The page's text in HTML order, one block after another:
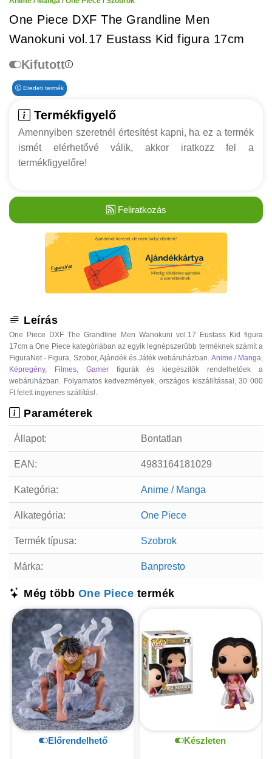
One Piece DXF The Grandline Men
Wanokuni vol.17 Eustass Kid figura 17cm
Kifutott
Eredeti termék
Termékfigyelő
Amennyiben szeretnél értesítést kapni, ha ez a termék
ismét elérhetővé válik, akkor iratkozz fel a
termékfigyelőre!
Feliratkozás
Leírás
One Piece DXF The Grandline Men Wanokuni vol.17 Eustass Kid figura
17cm a One Piece kategóriában az egyik legnépszerűbb terméknek számít a
FiguraNet - Figura, Szobor, Ajándék és Játék webáruházban. Anime / Manga
Képregény, Filmes, Gamerfigurák és kiegészítők rendelhetőek a
webáruházban. Folyamatos kedvezmények, országos kiszállítással, 30 000
Ft felett ingyenes szállítás!.
Paraméterek
Állapot: Bontatlan
EAN: 4983164181029
Kategória: Anime / Manga
Alkategória: One Piece
Termék típusa: Szobrok
Márka: Banpresto
Még több One Piece termék
Előrendelhető Készleten